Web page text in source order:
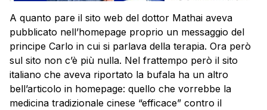
A quanto pare il sito web del dottor Mathai aveva
pubblicato nell’homepage proprio un messaggio del
principe Carlo in cui si parlava della terapia. Ora però
sul sito non c’è più nulla. Nel frattempo però il sito
italiano che aveva riportato la bufala ha un altro
bell’articolo in homepage: quello che vorrebbe la
medicina tradizionale cinese “efficace” contro il